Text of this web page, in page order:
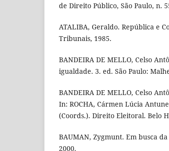
de Direito Público, São Paulo, n.
ATALIBA, Geraldo. República e
Tribunais, 1985.
BANDEIRA DE MELLO, Celso
igualdade. 3. ed. São Paulo:
BANDEIRA DE MELLO, Celso
In: ROCHA, Cármen Lúcia
(Coords.). Direito Eleitoral. Belo
BAUMAN, Zygmunt. Em busca
2000.